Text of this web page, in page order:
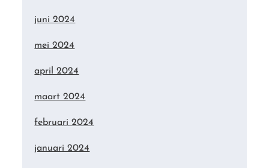
juni 2024
mei 2024
april 2024
maart 2024
februari 2024
januari 2024